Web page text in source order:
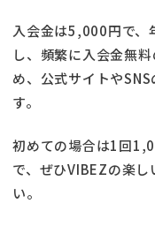
入会金は5,000円で、
し、頻繁に入会金無
め、公式サイトや
す。
初めての場合は1回
で、ぜひVIBEZの楽
い。